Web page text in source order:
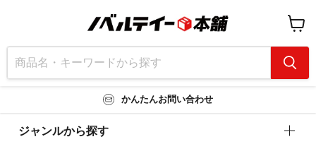
カ
ー
ト
を
見
かんたんお問い合わせ
ジャンルから探す